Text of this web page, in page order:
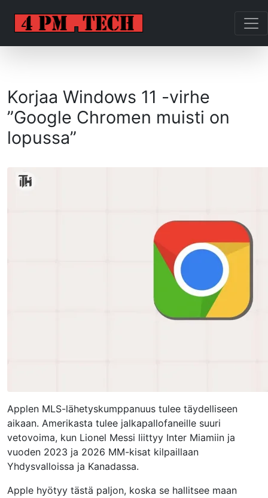
Korjaa Windows 11 -virhe
”Google Chromen muisti on
lopussa”
Applen MLS-lähetyskumppanuus tulee täydelliseen
aikaan. Amerikasta tulee jalkapallofaneille suuri
vetovoima, kun Lionel Messi liittyy Inter Miamiin ja
vuoden 2023 ja 2026 MM-kisat kilpaillaan
Yhdysvalloissa ja Kanadassa.
Apple hyötyy tästä paljon, koska se hallitsee maan